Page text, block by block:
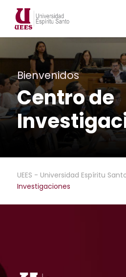
Bienvenidos
Centro de
UEES - Universidad Espíritu
Investigaciones